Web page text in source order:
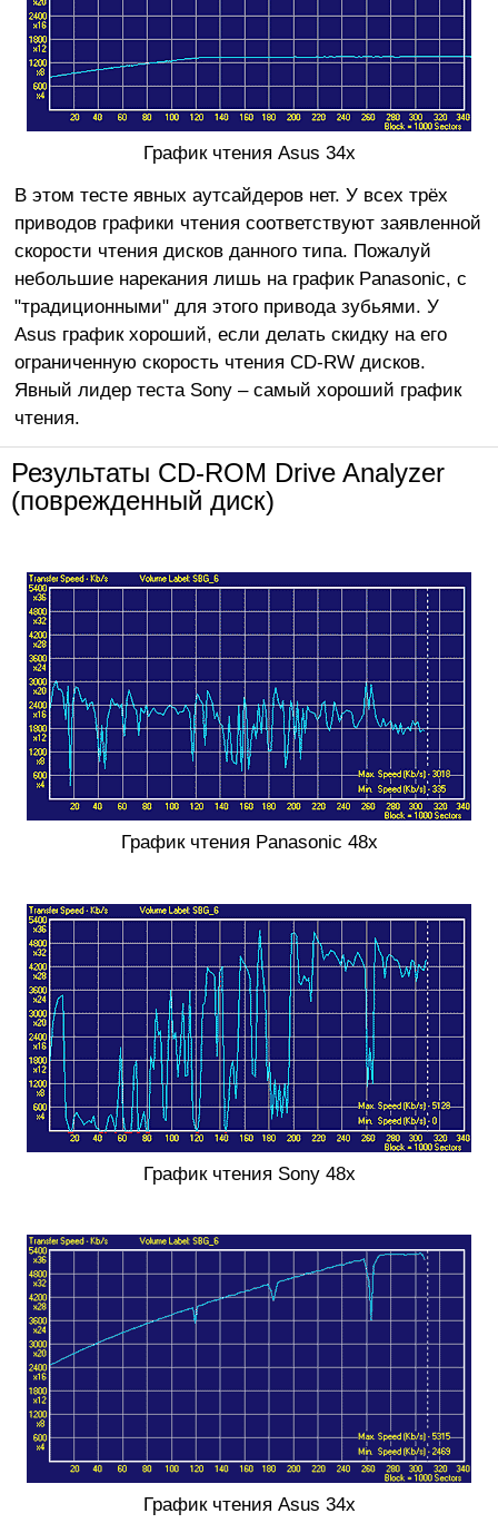
График чтения Asus 34x
В этом тесте явных аутсайдеров нет. У всех трёх
приводов графики чтения соответствуют заявленной
скорости чтения дисков данного типа. Пожалуй
небольшие нарекания лишь на график Panasonic, с
"традиционными" для этого привода зубьями. У
Asus график хороший, если делать скидку на его
ограниченную скорость чтения CD-RW дисков.
Явный лидер теста Sony – самый хороший график
чтения.
Результаты CD-ROM Drive Analyzer
(поврежденный диск)
График чтения Panasonic 48x
График чтения Sony 48x
График чтения Asus 34x